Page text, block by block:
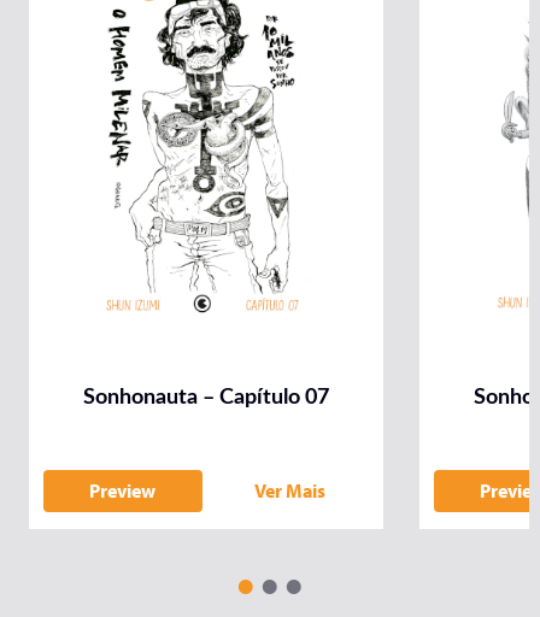
Sonhonauta – Capítulo 07
Preview Ver Mais